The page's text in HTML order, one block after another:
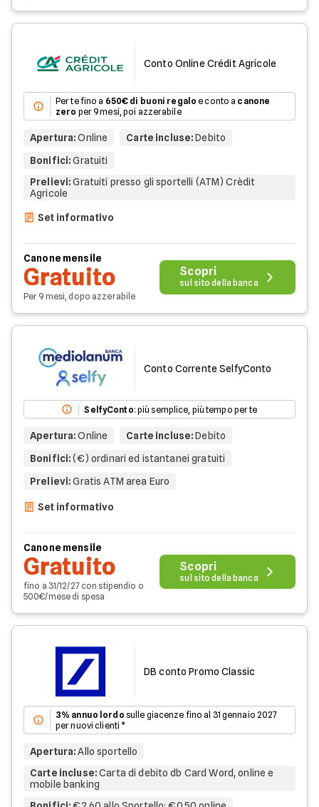
Conto Online Crédit Agricole
Per te fino a 650€ di buoni regalo e conto a canone
zero per 9 mesi, poi azzerabile
Apertura: Online Carte incluse: Debito
Bonifici: Gratuiti
Prelievi: Gratuiti presso gli sportelli (ATM) Crèdit
Agricole
Set informativo
Canone mensile
Gratuito
Per 9 mesi, dopo azzerabile
Scopri
sul sito della banca
Conto Corrente SelfyConto
SelfyConto: più semplice, più tempo per te
Apertura: Online Carte incluse: Debito
Bonifici: (€) ordinari ed istantanei gratuiti
Prelievi: Gratis ATM area Euro
Set informativo
Canone mensile
Gratuito
fino a 31/12/27 con stipendio o
500€/mese di spesa
Scopri
sul sito della banca
DB conto Promo Classic
3% annuo lordo sulle giacenze fino al 31 gennaio 2027
per nuovi clienti *
Apertura: Allo sportello
Carte incluse:Carta di debito db Card Word, online e
mobile banking